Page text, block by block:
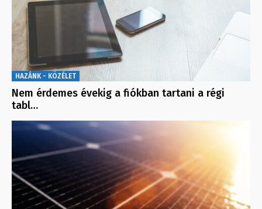
HAZÁNK - KÖZÉLET
Nem érdemes évekig a fiókban tartani a régi
tabl…